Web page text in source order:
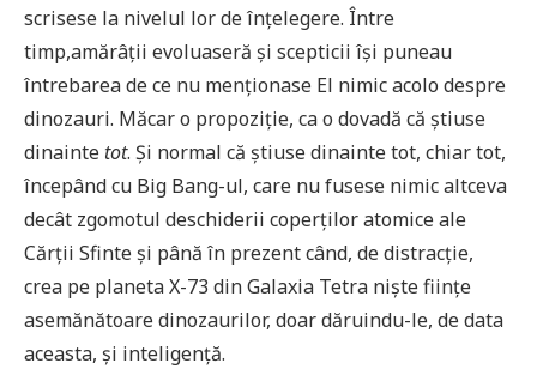
scrisese la nivelul lor de înțelegere. Între
timp,amărâții evoluaseră și scepticii își puneau
întrebarea de ce nu menționase El nimic acolo despre
dinozauri. Măcar o propoziție, ca o dovadă că știuse
dinainte tot. Și normal că știuse dinainte tot, chiar tot,
începând cu Big Bang-ul, care nu fusese nimic altceva
decât zgomotul deschiderii coperților atomice ale
Cărții Sfinte și până în prezent când, de distracție,
crea pe planeta X-73 din Galaxia Tetra niște ființe
asemănătoare dinozaurilor, doar dăruindu-le, de data
aceasta, și inteligență.